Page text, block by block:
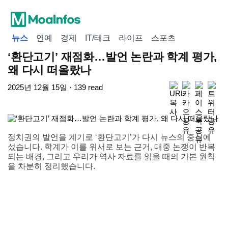
뉴스 연예 경제 IT/테크 라이프 스포츠
‘환단고기’ 재점화…발언 논란과 학계 평가,
왜 다시 떠올랐나
2025년 12월 15일 · 139 read
정치권의 발언을 계기로 ‘환단고기’가 다시 뉴스의 중심에
섰습니다. 학계가 이를 위서로 보는 근거, 대중 논쟁이 반복
되는 배경, 그리고 우리가 역사 자료를 읽을 때의 기본 원칙
을 차분히 정리했습니다.